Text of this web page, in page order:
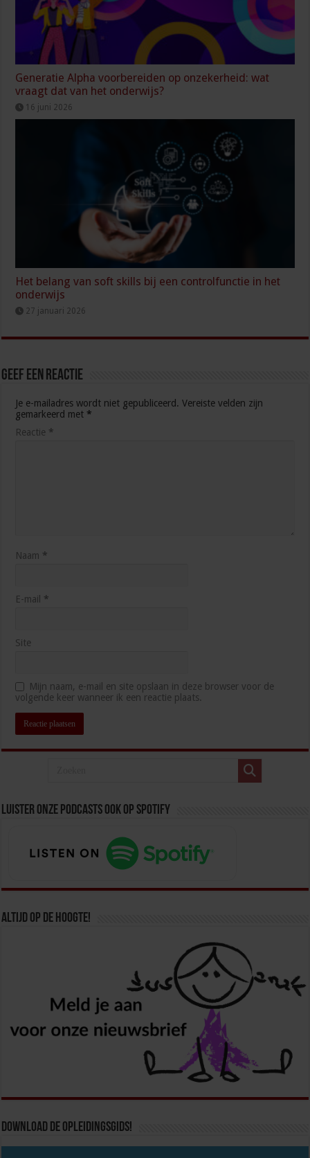
Generatie Alpha voorbereiden op onzekerheid: wat
vraagt dat van het onderwijs?
16 juni 2026
Het belang van soft skills bij een controlfunctie in het
onderwijs
27 januari 2026
Geef een reactie
Je e-mailadres wordt niet gepubliceerd. Vereiste velden zijn
gemarkeerd met *
Reactie *
Naam *
E-mail *
Site
Mijn naam, e-mail en site opslaan in deze browser voor de
volgende keer wanneer ik een reactie plaats.
Luister onze podcasts ook op spotify
Altijd op de hoogte!
Download de opleidingsgids!